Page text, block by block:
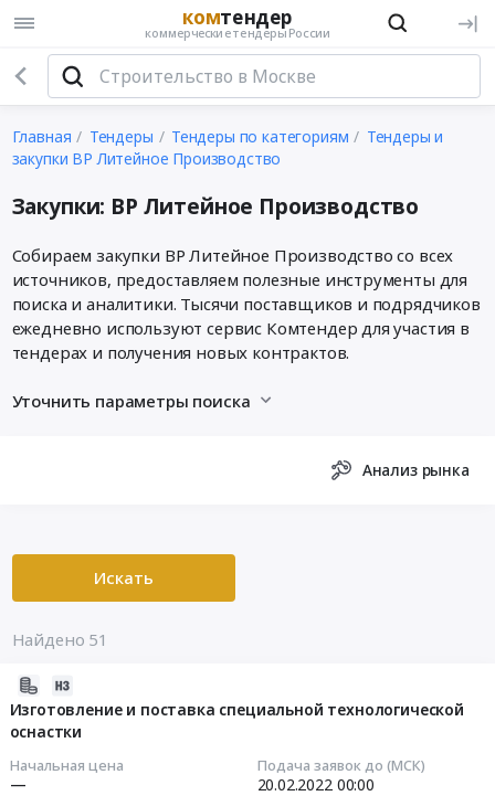
комтендер
коммерческие тендеры России
Главная Тендеры Тендеры по категориям
Тендеры и
закупки ВР Литейное Производство
Закупки: ВР Литейное Производство
Собираем закупки ВР Литейное Производство со всех
источников, предоставляем полезные инструменты для
поиска и аналитики. Тысячи поставщиков и подрядчиков
ежедневно используют сервис Комтендер для участия в
тендерах и получения новых контрактов.
Уточнить параметры поиска
Анализ рынка
Искать
Найдено 51
Изготовление и поставка специальной технологической
оснастки
Начальная цена
—
Подача заявок до (МСК)
20.02.2022 00:00